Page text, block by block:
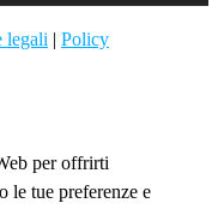
legali | Policy
per offrirti
le tue preferenze e